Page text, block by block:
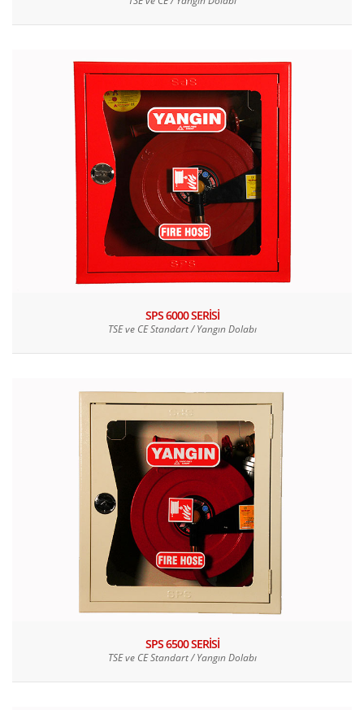
SPS 6000 SERİSİ
TSE ve CE Standart / Yangın Dolabı
SPS 6500 SERİSİ
TSE ve CE Standart / Yangın Dolabı